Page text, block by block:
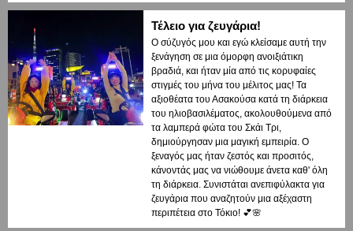
Τέλειο για ζευγάρια!
Ο σύζυγός μου και εγώ κλείσαμε αυτή την
ξενάγηση σε μια όμορφη ανοιξιάτικη
βραδιά, και ήταν μία από τις κορυφαίες
στιγμές του μήνα του μέλιτος μας! Τα
αξιοθέατα του Ασακούσα κατά τη διάρκεια
του ηλιοβασιλέματος, ακολουθούμενα από
τα λαμπερά φώτα του Σκάι Τρι,
δημιούργησαν μια μαγική εμπειρία. Ο
ξεναγός μας ήταν ζεστός και προσιτός,
κάνοντάς μας να νιώθουμε άνετα καθ' όλη
τη διάρκεια. Συνιστάται ανεπιφύλακτα για
ζευγάρια που αναζητούν μια αξέχαστη
περιπέτεια στο Τόκιο! 💕🌸